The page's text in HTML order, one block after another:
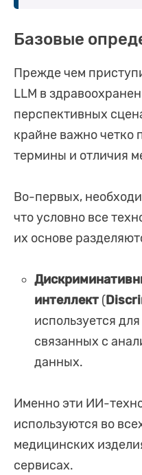
Базовые
Прежде чем
LLM в
перспективных
крайне важно четко
термины и отличия
Во-первых,
что условно все
их основе
интеллект (
используется
связанных с
данных.
Именно эти ИИ-
используются во
медицинских
сервисах.